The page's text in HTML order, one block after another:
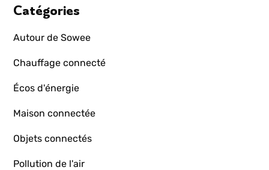
Catégories
Autour de Sowee
Chauffage connecté
Écos d'énergie
Maison connectée
Objets connectés
Pollution de l'air